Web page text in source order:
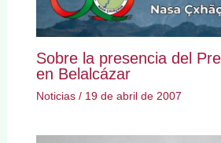
Sobre la presencia del
en Belalcázar
Noticias/ 19 de abril de 2007